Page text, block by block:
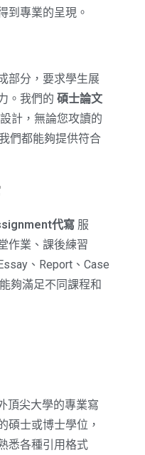
到專業的呈現。
部分，要求學生展
。我們的 碩士論文
計，無論您攻讀的
們都能夠提供符合
代寫 服
作業、課後練習
、Report、Case
夠滿足不同課程和
頂尖大學的專業寫
碩士或博士學位，
悉各種引用格式